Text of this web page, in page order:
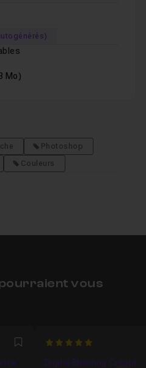
Mo)
Photoshop
Couleurs
vous
Favori
5
Digital Blending Créatif -